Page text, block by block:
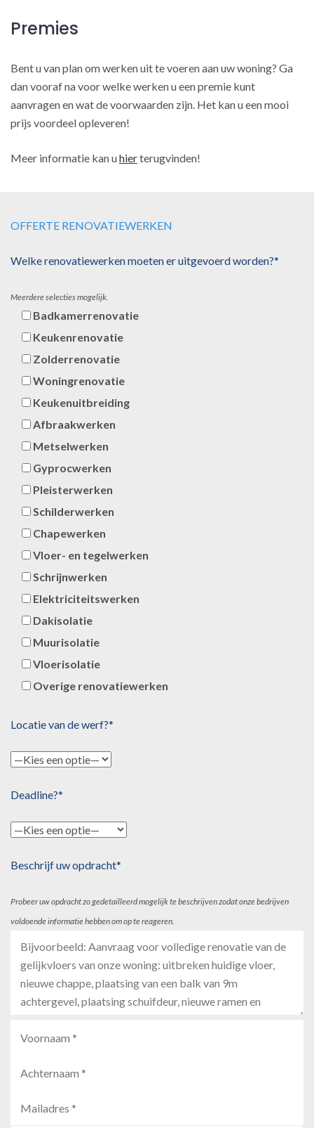
Premies
Bent u van plan om werken uit te voeren aan uw woning? Ga
dan vooraf na voor welke werken u een premie kunt
aanvragen en wat de voorwaarden zijn. Het kan u een mooi
prijs voordeel opleveren!
Meer informatie kan uhierterugvinden!
OFFERTE RENOVATIEWERKEN
Welke renovatiewerken moeten er uitgevoerd worden?*
Meerdere selecties mogelijk.
Badkamerrenovatie
Keukenrenovatie
Zolderrenovatie
Woningrenovatie
Keukenuitbreiding
Afbraakwerken
Metselwerken
Gyprocwerken
Pleisterwerken
Schilderwerken
Chapewerken
Vloer- en tegelwerken
Schrijnwerken
Elektriciteitswerken
Dakisolatie
Muurisolatie
Vloerisolatie
Overige renovatiewerken
Locatie van de werf?*
Deadline?*
Beschrijf uw opdracht*
Probeer uw opdracht zo gedetailleerd mogelijk te beschrijven zodat onze bedrijven
voldoende informatie hebben om op te reageren.